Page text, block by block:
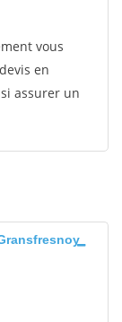
vous
en
assurer un